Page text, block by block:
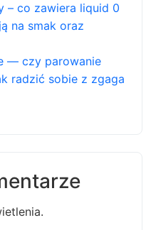
– co zawiera liquid 0
na smak oraz
— czy parowanie
radzić sobie z zgaga